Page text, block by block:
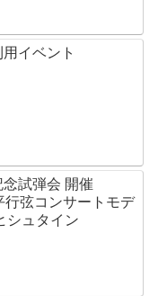
イベント
試弾会 開催
弦コンサートモデ
シュタイン